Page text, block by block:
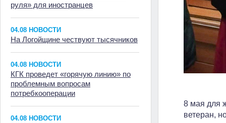
руля» для иностранцев
04.08 НОВОСТИ
На Логойщине чествуют тысячников
04.08 НОВОСТИ
КГК проведет «горячую линию» по
проблемным вопросам
потребкооперации
04.08 НОВОСТИ
8 мая для
ветеран,